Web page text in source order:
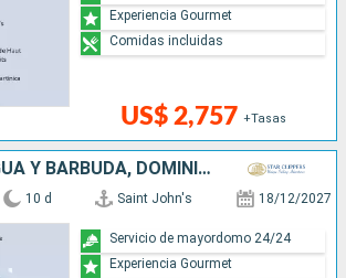
US$ 2,757 +Tasas
Experiencia Gourmet
Comidas incluidas
FRANCIA, ANTIGUA Y BARBUDA, DOMINICA
10 d Saint John's 18/12/2027
Servicio de mayordomo 24/24
Experiencia Gourmet